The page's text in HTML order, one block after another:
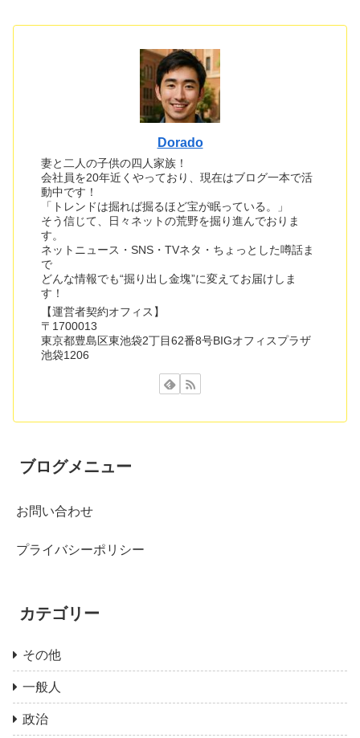
Dorado
妻と二人の子供の四人家族！
会社員を20年近くやっており、現在はブログ一本で活
動中です！
「トレンドは掘れば掘るほど宝が眠っている。」
そう信じて、日々ネットの荒野を掘り進んでおりま
す。
ネットニュース・SNS・TVネタ・ちょっとした噂話ま
で
どんな情報でも“掘り出し金塊”に変えてお届けしま
す！
【運営者契約オフィス】
〒1700013
東京都豊島区東池袋2丁目62番8号BIGオフィスプラザ
池袋1206
ブログメニュー
お問い合わせ
プライバシーポリシー
カテゴリー
その他
一般人
政治